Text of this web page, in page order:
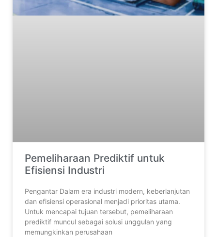
Pemeliharaan Prediktif untuk
Efisiensi Industri
Pengantar Dalam era industri modern, keberlanjutan
dan efisiensi operasional menjadi prioritas utama.
Untuk mencapai tujuan tersebut, pemeliharaan
prediktif muncul sebagai solusi unggulan yang
memungkinkan perusahaan